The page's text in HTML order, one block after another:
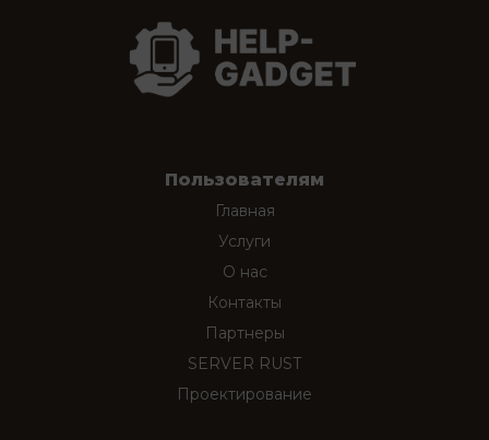
Пользователям
Главная
Услуги
О нас
Контакты
Партнеры
SERVER RUST
Проектирование